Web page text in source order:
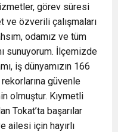
görev süresi
özverili çalışmaları
odamız ve tüm
sunuyorum. İlçemizde
iş dünyamızın 166
güvenle
olmuştur. Kıymetli
Tokat’ta başarılar
ailesi için hayırlı